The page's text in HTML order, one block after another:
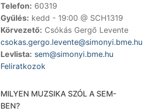
Telefon: 60319
Gyűlés: kedd - 19:00 @ SCH1319
Körvezető: Csókás Gergő Levente
csokas.gergo.levente@simonyi.bme.hu
Levlista: sem@simonyi.bme.hu
Feliratkozok
MILYEN MUZSIKA SZÓL A SEM-
BEN?